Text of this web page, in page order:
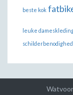
beste kok
leuke